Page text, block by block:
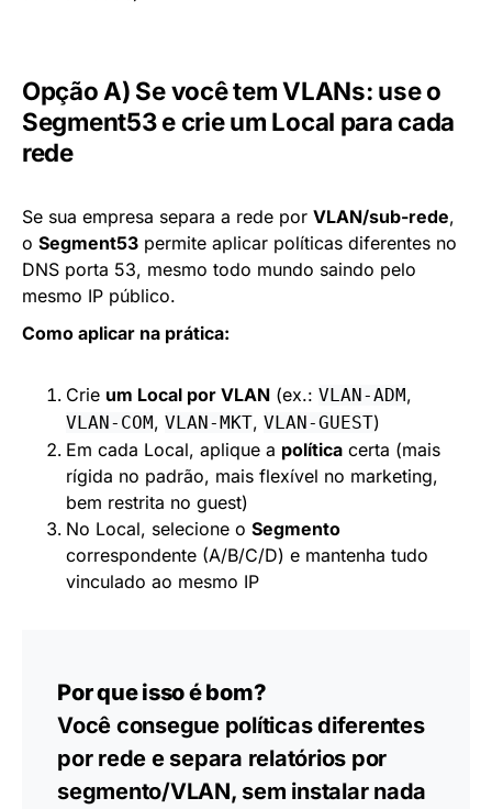
Opção A) Se você tem VLANs: use o
Segment53 e crie um Local para cada
rede
Se sua empresa separa a rede por VLAN/sub-rede,
o Segment53 permite aplicar políticas diferentes no
DNS porta 53, mesmo todo mundo saindo pelo
mesmo IP público.
Como aplicar na prática:
Crie um Local por VLAN (ex.: VLAN-ADM,
VLAN-COM, VLAN-MKT, VLAN-GUEST)
Em cada Local, aplique a política certa (mais
rígida no padrão, mais flexível no marketing,
bem restrita no guest)
No Local, selecione o Segmento
correspondente (A/B/C/D) e mantenha tudo
vinculado ao mesmo IP
Por que isso é bom?
Você consegue políticas diferentes
por rede e separa relatórios por
segmento/VLAN, sem instalar nada